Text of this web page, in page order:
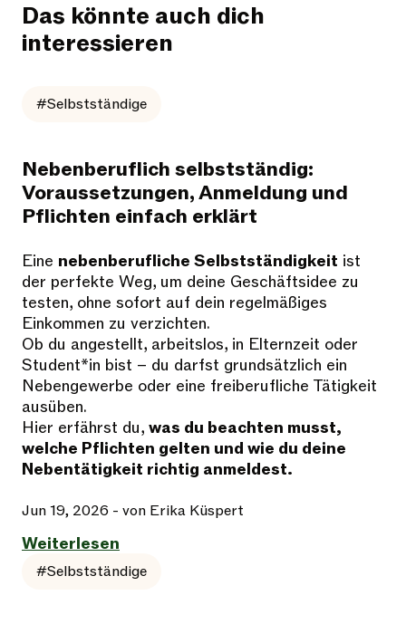
Das könnte auch dich
interessieren
#Selbstständige
Nebenberuflich selbstständig:
Voraussetzungen, Anmeldung und
Pflichten einfach erklärt
Eine nebenberufliche Selbstständigkeit ist
der perfekte Weg, um deine Geschäftsidee zu
testen, ohne sofort auf dein regelmäßiges
Einkommen zu verzichten.
Ob du angestellt, arbeitslos, in Elternzeit oder
Student*in bist – du darfst grundsätzlich ein
Nebengewerbe oder eine freiberufliche Tätigkeit
ausüben.
Hier erfährst du, was du beachten musst,
welche Pflichten gelten und wie du deine
Nebentätigkeit richtig anmeldest.
Jun 19, 2026 - von Erika Küspert
Weiterlesen
#Selbstständige